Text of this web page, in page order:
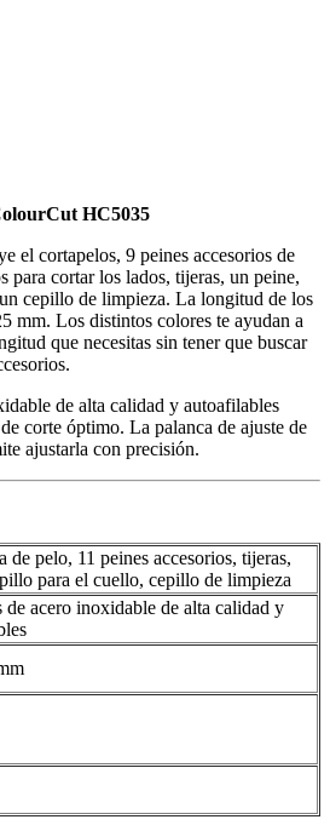
HC5035
el cortapelos, 9 peines accesorios de
para cortar los lados, tijeras, un peine,
cepillo de limpieza. La longitud de los
mm. Los distintos colores te ayudan a
que necesitas sin tener que buscar
de alta calidad y autoafilables
corte óptimo. La palanca de ajuste de
ajustarla con precisión.
de pelo, 11 peines accesorios, tijeras,
para el cuello, cepillo de limpieza
de acero inoxidable de alta calidad y